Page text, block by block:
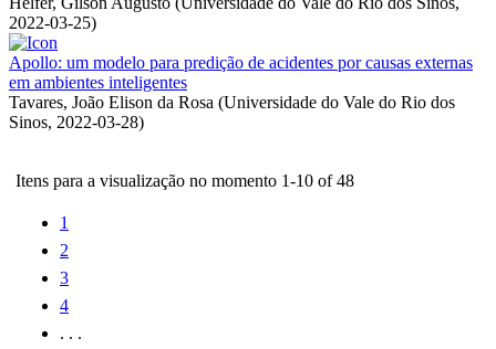
2022-03-25)
Apollo: um modelo para predição de acidentes por causas externas
em ambientes inteligentes
Tavares, João Elison da Rosa (Universidade do Vale do Rio dos
Sinos, 2022-03-28)
Itens para a visualização no momento 1-10 of 48
1
2
3
4
. . .